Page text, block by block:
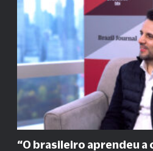
“O brasileiro aprendeu a